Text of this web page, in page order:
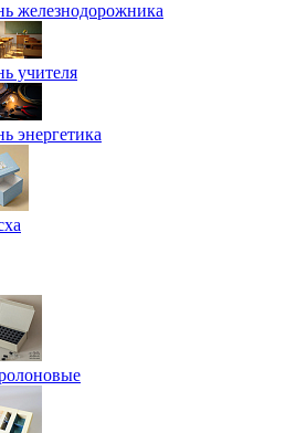
железнодорожника
учителя
энергетика